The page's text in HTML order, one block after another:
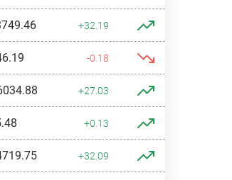
+32.19
-0.18
+27.03
+0.13
+32.09